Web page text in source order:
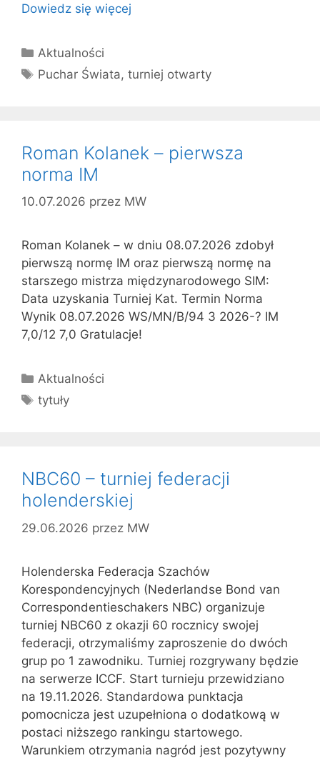
Dowiedz się więcej
Kategorie
Aktualności
Tagi
Puchar Świata,turniej otwarty
Roman Kolanek – pierwsza
norma IM
10.07.2026 przez MW
Roman Kolanek – w dniu 08.07.2026 zdobył
pierwszą normę IM oraz pierwszą normę na
starszego mistrza międzynarodowego SIM:
Data uzyskania Turniej Kat. Termin Norma
Wynik 08.07.2026 WS/MN/B/94 3 2026-? IM
7,0/12 7,0 Gratulacje!
Kategorie
Aktualności
Tagi
tytuły
NBC60 – turniej federacji
holenderskiej
29.06.2026 przez MW
Holenderska Federacja Szachów
Korespondencyjnych (Nederlandse Bond van
Correspondentieschakers NBC) organizuje
turniej NBC60 z okazji 60 rocznicy swojej
federacji, otrzymaliśmy zaproszenie do dwóch
grup po 1 zawodniku. Turniej rozgrywany będzie
na serwerze ICCF. Start turnieju przewidziano
na 19.11.2026. Standardowa punktacja
pomocnicza jest uzupełniona o dodatkową w
postaci niższego rankingu startowego.
Warunkiem otrzymania nagród jest pozytywny